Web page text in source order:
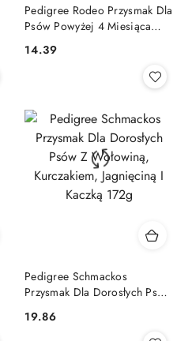
Pedigree Rodeo Przysmak Dla
Psów Powyżej 4 Miesiąca
Cena:
14.39
Pedigree Schmackos
Przysmak Dla Dorosłych Psów
Jagnięciną I Kaczką 172g
Cena:
19.86